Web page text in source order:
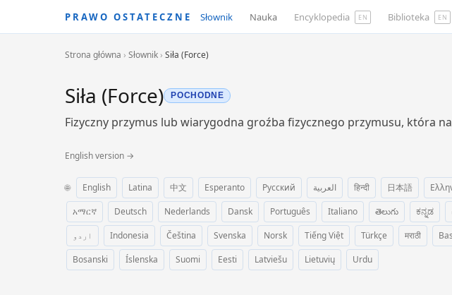
PRAWO OSTATECZNE Słownik Nauka Encyklopedia EN Biblioteka EN
Strona główna › Słownik › Siła (Force)
Siła (Force) POCHODNE
Fizyczny przymus lub wiarygodna groźba fizycznego przymusu, która
English version →
🌐 English Latina 中文 Esperanto Русский العربية हिन्दी 日本語
አማርኛ
Deutsch Nederlands Dansk Português Italiano తెలుగు ಕನ್ನಡ
اردو
Indonesia Čeština Svenska Norsk Tiếng Việt Türkçe मराठी
Bosanski
Íslenska Suomi Eesti Latviešu Lietuvių Urdu